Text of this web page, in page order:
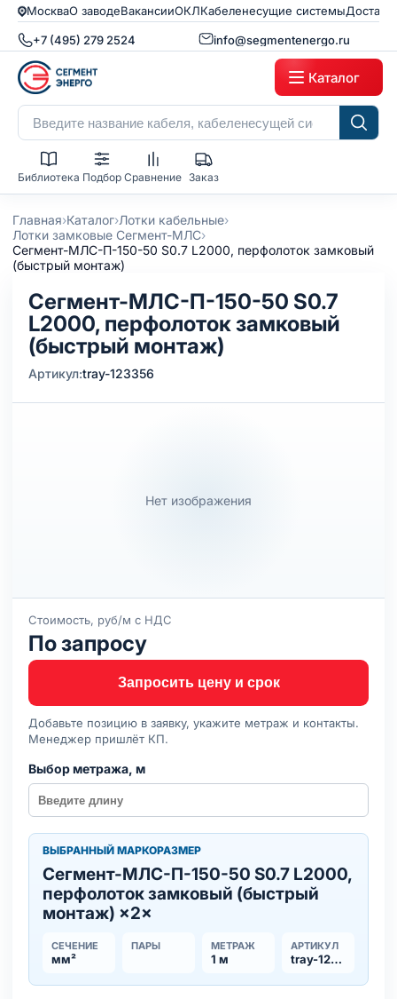
МоскваО заводеВакансииОКЛКабеленесущие системы
+7 (495) 279 2524 info@segmentenergo.ru
Каталог
Библиотека Подбор Сравнение Заказ
Главная›Каталог›Лотки кабельные›
Лотки замковые Сегмент-МЛС›
Сегмент-МЛC-П-150-50 S0.7 L2000, перфолоток замковый
(быстрый монтаж)
Сегмент-МЛC-П-150-50 S0.7
L2000, перфолоток замковый
(быстрый монтаж)
Артикул:tray-123356
Нет изображения
Стоимость, руб/м с НДС
По запросу
Запросить цену и срок
Добавьте позицию в заявку, укажите метраж и контакты.
Менеджер пришлёт КП.
Выбор метража, м
ВЫБРАННЫЙ МАРКОРАЗМЕР
Сегмент-МЛC-П-150-50 S0.7 L2000,
перфолоток замковый (быстрый
монтаж) ×2×
СЕЧЕНИЕ
мм²
ПАРЫ МЕТРАЖ
1 м
АРТИКУЛ
tray-123356